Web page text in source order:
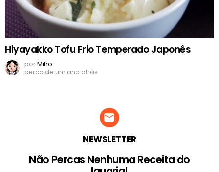
Hiyayakko Tofu Frio Temperado Japonês
porMiho
cerca de um ano atrás
NEWSLETTER
Não Percas Nenhuma Receita do